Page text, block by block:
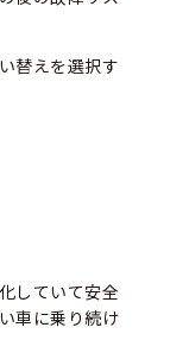
替えを選択す
していて安全
車に乗り続け